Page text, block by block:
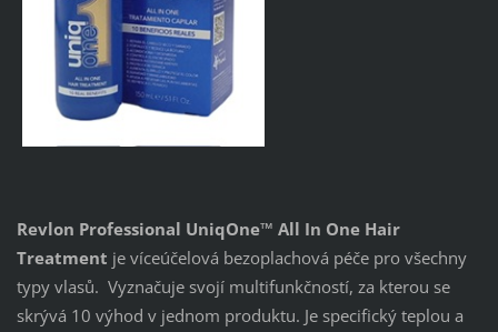
Revlon Professional UniqOne™ All In One Hair
Treatment je víceúčelová bezoplachová péče pro všechny
typy vlasů. Vyznačuje svojí multifunkčností, za kterou se
skrývá 10 výhod v jednom produktu. Je specifický teplou a